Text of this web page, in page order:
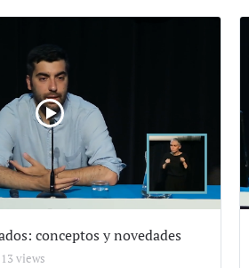
conceptos y novedades
13 views